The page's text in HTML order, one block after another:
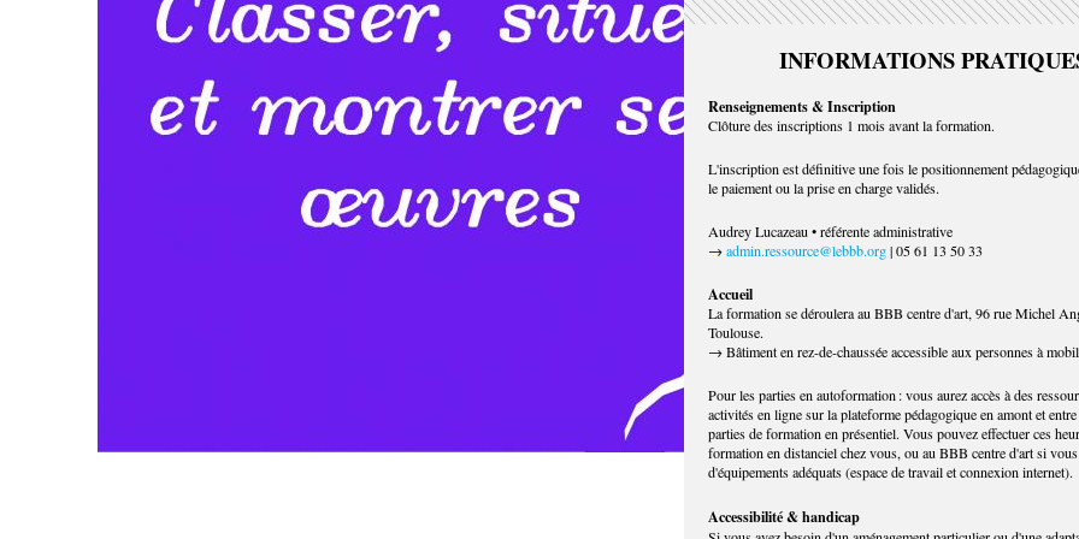
La formation « Classer, situer et montrer ses œuvres »
et vous permettra de protéger juridiquement vos œuvres.
outils concrets pour anticiper les contraintes des
méthodologiques pour fluidifier les échanges
professionnelles : exploitation des visuels de vos travaux
individuel, sauvegarde et conservation des oeuvres, etc.
de choisir à la carte des modules qui composeront
votre parcours de formation individuel.
Publics concernés
Artistes visuel·les critiques d'art ou commissaires
professionnalisation.
Prérequis
● Avoir déjà eu une première expérience de diffusion,
supplémentaires s'appliquent à certains modules.
INFORMATIONS
Renseignements & Inscription
Clôture des inscriptions 1 mois avant la formation.
L'inscription est définitive une fois le positionnement
le paiement ou la prise en charge validés.
Audrey Lucazeau • référente administrative
→admin.ressource@lebbb.org| 05 61 13 50 33
Accueil
La formation se déroulera au BBB centre d'art, 96 rue Michel
Toulouse.
→ Bâtiment en rez-de-chaussée accessible aux personnes à
Pour les parties en autoformation : vous aurez accès à des
activités en ligne sur la plateforme pédagogique en amont et
parties de formation en présentiel. Vous pouvez effectuer ces
formation en distanciel chez vous, ou au BBB centre d'art si
d'équipements adéquats (espace de travail et connexion internet).
Accessibilité & handicap